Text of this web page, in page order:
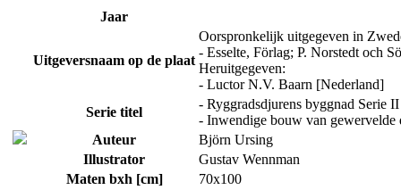
Jaar
Uitgeversnaam op de plaat
Oorspronkelijk uitgegeven in
- Esselte, Förlag; P. Norstedt och
Heruitgegeven:
- Luctor N.V. Baarn [Nederland]
Serie titel
- Ryggradsdjurens byggnad Serie
- Inwendige bouw van gewervelde
Auteur
Björn Ursing
Illustrator
Gustav Wennman
Maten bxh [cm]
70x100